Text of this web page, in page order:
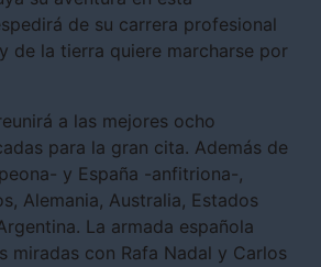
de su carrera profesional
de la tierra quiere marcharse por
a las mejores ocho
para la gran cita. Además de
y España -anfitriona-,
Alemania, Australia, Estados
La armada española
miradas con Rafa Nadal y Carlos